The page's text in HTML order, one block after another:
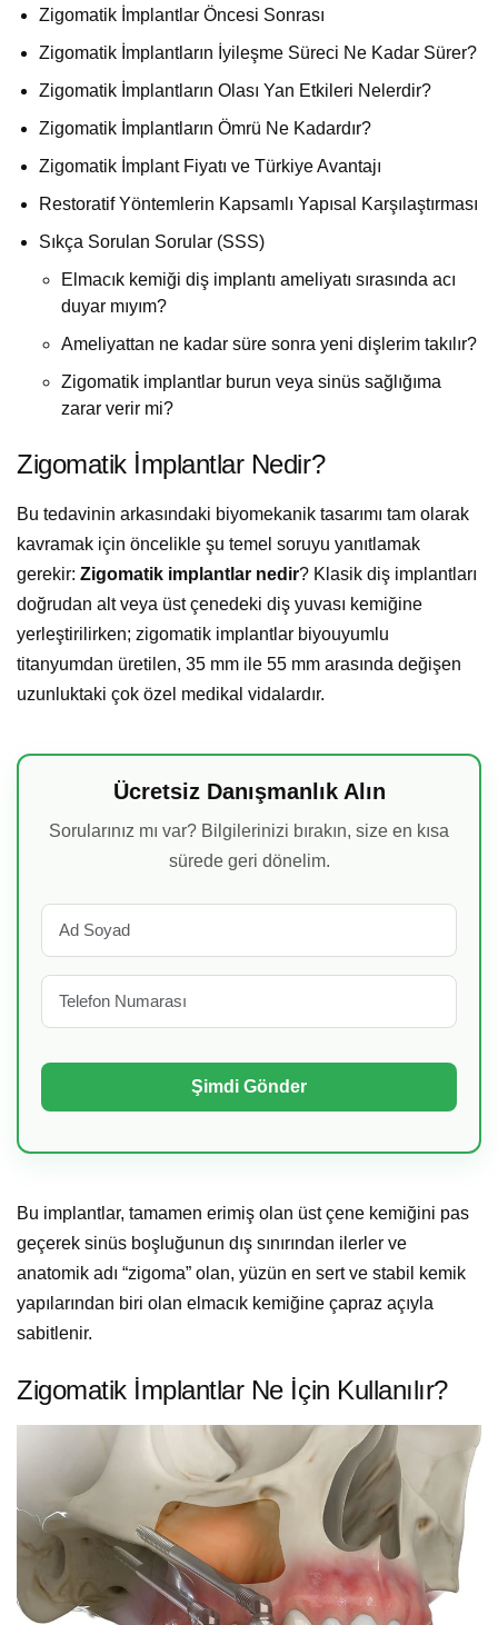
Zigomatik İmplantlar Öncesi Sonrası
Zigomatik İmplantların İyileşme Süreci Ne Kadar Sürer?
Zigomatik İmplantların Olası Yan Etkileri Nelerdir?
Zigomatik İmplantların Ömrü Ne Kadardır?
Zigomatik İmplant Fiyatı ve Türkiye Avantajı
Restoratif Yöntemlerin Kapsamlı Yapısal Karşılaştırması
Sıkça Sorulan Sorular (SSS)
Elmacık kemiği diş implantı ameliyatı sırasında acı
duyar mıyım?
Ameliyattan ne kadar süre sonra yeni dişlerim takılır?
Zigomatik implantlar burun veya sinüs sağlığıma
zarar verir mi?
Zigomatik İmplantlar Nedir?
Bu tedavinin arkasındaki biyomekanik tasarımı tam olarak
kavramak için öncelikle şu temel soruyu yanıtlamak
gerekir: Zigomatik implantlar nedir? Klasik diş implantları
doğrudan alt veya üst çenedeki diş yuvası kemiğine
yerleştirilirken; zigomatik implantlar biyouyumlu
titanyumdan üretilen, 35 mm ile 55 mm arasında değişen
uzunluktaki çok özel medikal vidalardır.
Ücretsiz Danışmanlık Alın
Sorularınız mı var? Bilgilerinizi bırakın, size en kısa
sürede geri dönelim.
Bu implantlar, tamamen erimiş olan üst çene kemiğini pas
geçerek sinüs boşluğunun dış sınırından ilerler ve
anatomik adı “zigoma” olan, yüzün en sert ve stabil kemik
yapılarından biri olan elmacık kemiğine çapraz açıyla
sabitlenir.
Zigomatik İmplantlar Ne İçin Kullanılır?